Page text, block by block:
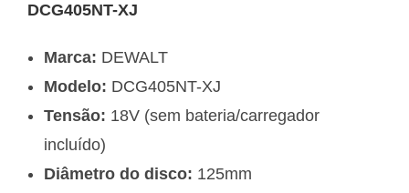
DCG405NT-XJ
Marca: DEWALT
Modelo: DCG405NT-XJ
Tensão: 18V (sem bateria/carregador
incluído)
Diâmetro do disco: 125mm